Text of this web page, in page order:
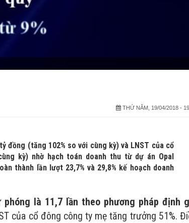
THỨ NĂM, 19/04/2018 -
đồng (tăng 102% so với cùng kỳ) và LNST của cổ
kỳ) nhờ hạch toán doanh thu từ dự án Opal
thành lần lượt 23,7% và 29,8% kế hoạch doanh
là 11,7 lần theo phương pháp định
của cổ đông công ty mẹ tăng trưởng 51%.